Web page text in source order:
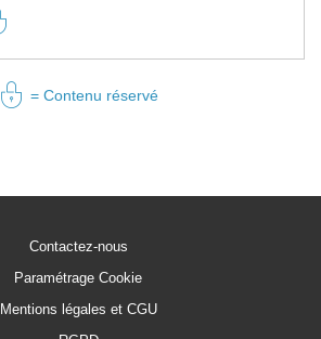
= Contenu réservé
Contactez-nous
Paramétrage Cookie
Mentions légales et CGU